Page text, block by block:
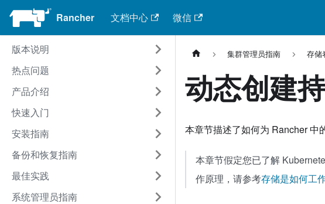
Rancher 文档中心 微信
版本说明
热点问题
产品介绍
快速入门
安装指南
备份和恢复指南
最佳实践
系统管理员指南
集群管理员指南 存储
动态创建
本章节描述了如何为 Rancher 中
本章节假定您已了解
作原理，请参考存储是如何工